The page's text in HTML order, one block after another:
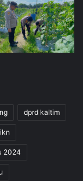
dprd kaltim
ikn
2024